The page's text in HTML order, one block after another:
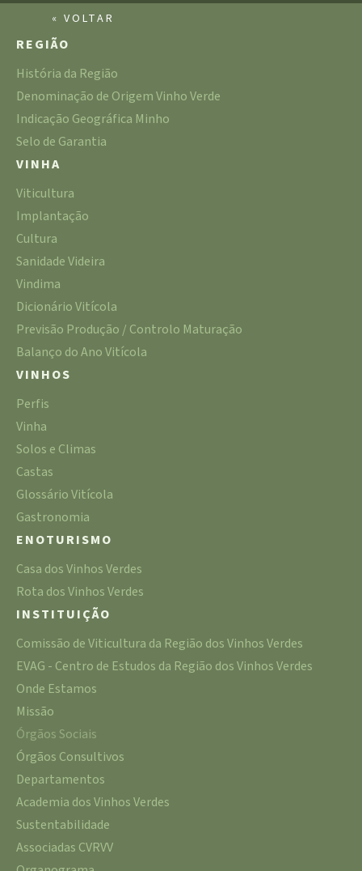
« VOLTAR
REGIÃO
História da Região
Denominação de Origem Vinho Verde
Indicação Geográfica Minho
Selo de Garantia
VINHA
Viticultura
Implantação
Cultura
Sanidade Videira
Vindima
Dicionário Vitícola
Previsão Produção / Controlo Maturação
Balanço do Ano Vitícola
VINHOS
Perfis
Vinha
Solos e Climas
Castas
Glossário Vitícola
Gastronomia
ENOTURISMO
Casa dos Vinhos Verdes
Rota dos Vinhos Verdes
INSTITUIÇÃO
Comissão de Viticultura da Região dos Vinhos Verdes
EVAG - Centro de Estudos da Região dos Vinhos Verdes
Onde Estamos
Missão
Órgãos Sociais
Órgãos Consultivos
Departamentos
Academia dos Vinhos Verdes
Sustentabilidade
Associadas CVRVV